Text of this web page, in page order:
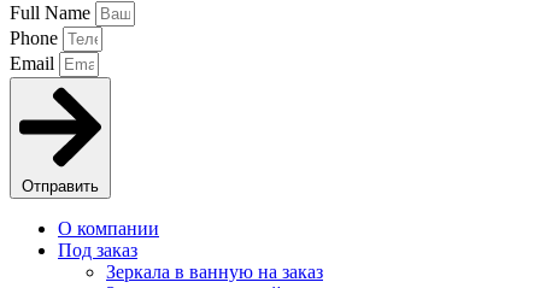
Full Name
Phone
Email
Отправить
О компании
Под заказ
Зеркала в ванную на заказ